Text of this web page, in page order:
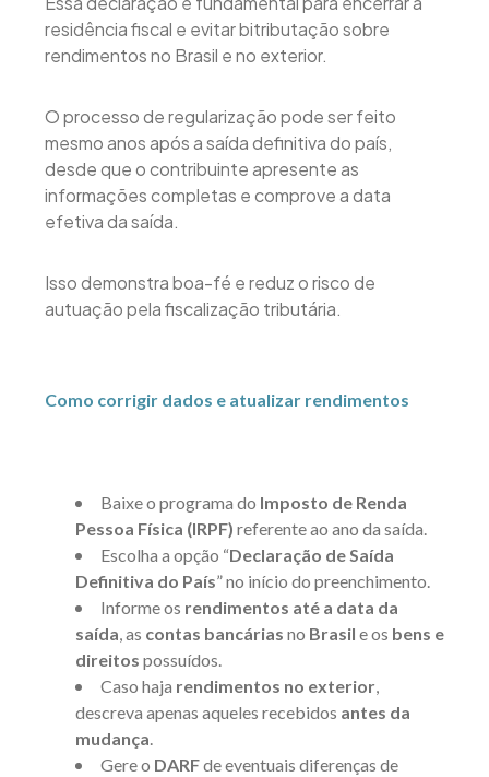
residência fiscal e evitar bitributação sobre
rendimentos no Brasil e no exterior.
O processo de regularização pode ser feito
mesmo anos após a saída definitiva do país,
desde que o contribuinte apresente as
informações completas e comprove a data
efetiva da saída.
Isso demonstra boa-fé e reduz o risco de
autuação pela fiscalização tributária.
Como corrigir dados e atualizar rendimentos
Baixe o programa do Imposto de Renda
Pessoa Física (IRPF) referente ao ano da saída.
Escolha a opção “Declaração de Saída
Definitiva do País” no início do preenchimento.
Informe os rendimentos até a data da
saída, as contas bancárias no Brasil e os bens e
direitos possuídos.
Caso haja rendimentos no exterior,
descreva apenas aqueles recebidos antes da
mudança.
Gere o DARFde eventuais diferenças de